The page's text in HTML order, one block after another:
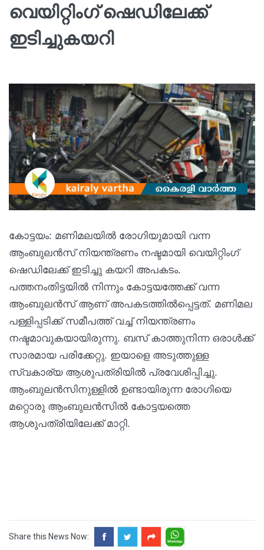
വെയിറ്റിംഗ് ഷെഡിലേക്ക്
ഇടിച്ചുകയറി
കോട്ടയം: മണിമലയിൽ രോഗിയുമായി വന്ന
ആംബുലൻസ് നിയന്ത്രണം നഷ്ടമായി വെയിറ്റിംഗ്
ഷെഡിലേക്ക് ഇടിച്ചു കയറി അപകടം.
പത്തനംതിട്ടയിൽ നിന്നും കോട്ടയത്തേക്ക് വന്ന
ആംബുലൻസ് ആണ് അപകടത്തിൽപ്പെട്ടത്. മണിമല
പള്ളിപ്പടിക്ക് സമീപത്ത് വച്ച് നിയന്ത്രണം
നഷ്ടമാവുകയായിരുന്നു. ബസ് കാത്തുനിന്ന ഒരാൾക്ക്
സാരമായ പരിക്കേറ്റു. ഇയാളെ അടുത്തുള്ള
സ്വകാര്യ ആശുപത്രിയിൽ പ്രവേശിപ്പിച്ചു.
ആംബുലൻസിനുള്ളിൽ ഉണ്ടായിരുന്ന രോഗിയെ
മറ്റൊരു ആംബുലൻസിൽ കോട്ടയത്തെ
ആശുപത്രിയിലേക്ക് മാറ്റി.
Share this News Now: